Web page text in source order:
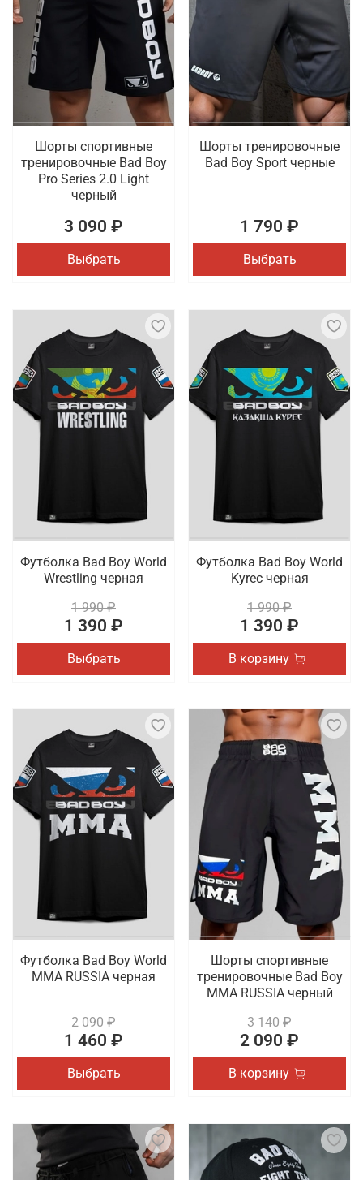
Шорты спортивные
тренировочные Bad Boy
Pro Series 2.0 Light
черный
3 090 ₽
Выбрать
Шорты тренировочные
Bad Boy Sport черные
1 790 ₽
Выбрать
Футболка Bad Boy World
Wrestling черная
1 990 ₽
1 390 ₽
Выбрать
Футболка Bad Boy World
Kyrec черная
1 990 ₽
1 390 ₽
В корзину
Футболка Bad Boy World
MMA RUSSIA черная
2 090 ₽
1 460 ₽
Выбрать
Шорты спортивные
тренировочные Bad Boy
MMA RUSSIA черный
3 140 ₽
2 090 ₽
В корзину